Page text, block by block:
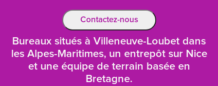
Contactez-nous
Bureaux situés à Villeneuve-Loubet dans
les Alpes-Maritimes, un entrepôt sur Nice
et une équipe de terrain basée en
Bretagne.